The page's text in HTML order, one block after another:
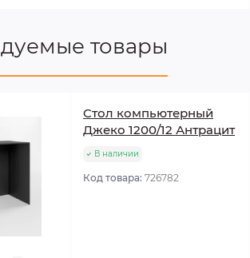
товары
Cтол компьютерный
Джеко 1200/12 Антрацит
В наличии
Код товара: 726782